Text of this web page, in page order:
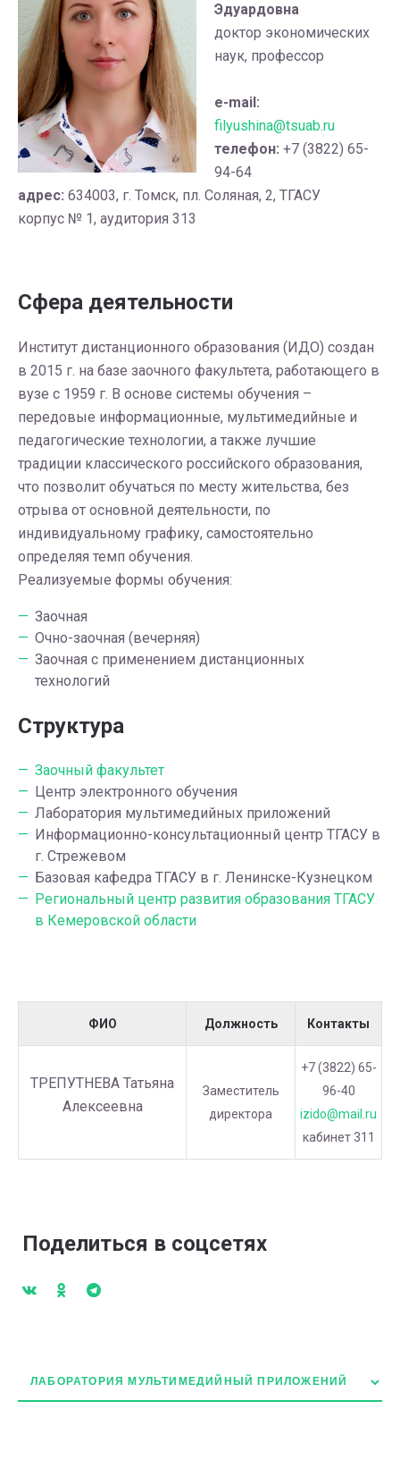
Эдуардовна
доктор экономических
наук, профессор
e-mail:
filyushina@tsuab.ru
телефон: +7 (3822) 65-
94-64
адрес: 634003, г. Томск, пл. Соляная, 2, ТГАСУ
корпус № 1, аудитория 313
Сфера деятельности
Институт дистанционного образования (ИДО) создан
в 2015 г. на базе заочного факультета, работающего в
вузе с 1959 г. В основе системы обучения –
передовые информационные, мультимедийные и
педагогические технологии, а также лучшие
традиции классического российского образования,
что позволит обучаться по месту жительства, без
отрыва от основной деятельности, по
индивидуальному графику, самостоятельно
определяя темп обучения.
Реализуемые формы обучения:
Заочная
Очно-заочная (вечерняя)
Заочная с применением дистанционных
технологий
Структура
Заочный факультет
Центр электронного обучения
Лаборатория мультимедийных приложений
Информационно-консультационный центр ТГАСУ в
г. Стрежевом
Базовая кафедра ТГАСУ в г. Ленинске-Кузнецком
Региональный центр развития образования ТГАСУ
в Кемеровской области
ФИО Должность Контакты
ТРЕПУТНЕВА Татьяна
Алексеевна
Заместитель
директора
+7 (3822) 65-
96-40
izido@mail.ru
кабинет 311
Поделиться в соцсетях